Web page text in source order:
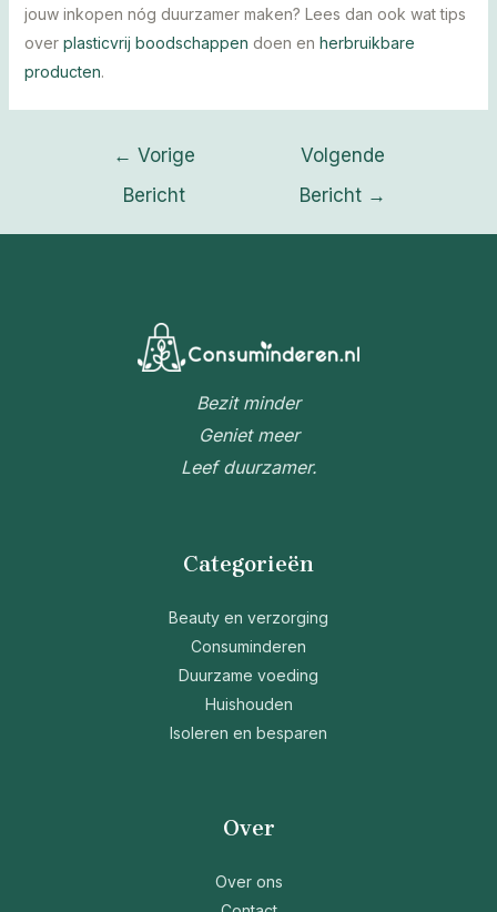
jouw inkopen nóg duurzamer maken? Lees dan ook wat tips
over plasticvrij boodschappen doen en herbruikbare
producten.
← Vorige
Bericht
Volgende
Bericht →
Bezit minder
Geniet meer
Leef duurzamer.
Categorieën
Beauty en verzorging
Consuminderen
Duurzame voeding
Huishouden
Isoleren en besparen
Over
Over ons